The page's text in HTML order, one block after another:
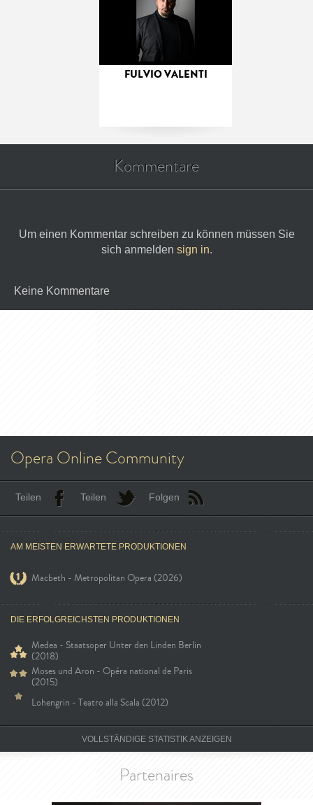
FULVIO VALENTI
Kommentare
Um einen Kommentar schreiben zu können müssen Sie
sich anmelden sign in.
Keine Kommentare
Opera Online Community
Teilen Teilen Folgen
AM MEISTEN ERWARTETE PRODUKTIONEN
Macbeth - Metropolitan Opera (2026)
DIE ERFOLGREICHSTEN PRODUKTIONEN
Medea - Staatsoper Unter den Linden Berlin
(2018)
Moses und Aron - Opéra national de Paris
(2015)
Lohengrin - Teatro alla Scala (2012)
VOLLSTÄNDIGE STATISTIK ANZEIGEN
Partenaires